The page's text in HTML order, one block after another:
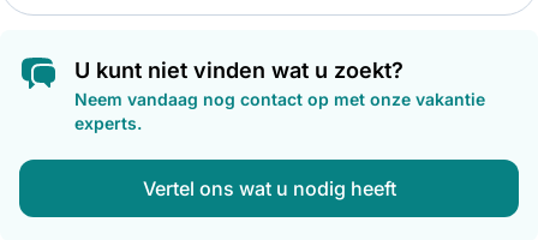
U kunt niet vinden wat u zoekt?
Neem vandaag nog contact op met onze vakantie
experts.
Vertel ons wat u nodig heeft